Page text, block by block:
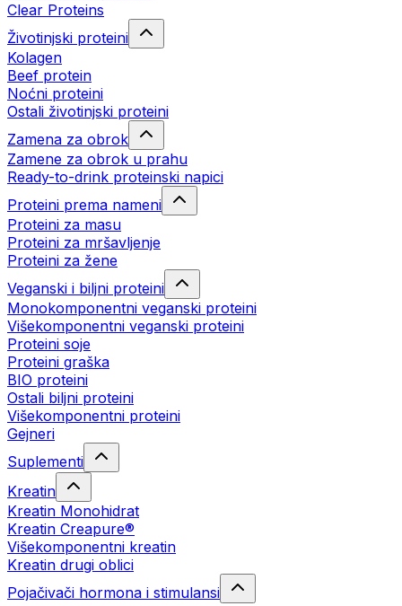
Clear Proteins
Životinjski proteini
Kolagen
Beef protein
Noćni proteini
Ostali životinjski proteini
Zamena za obrok
Zamene za obrok u prahu
Ready-to-drink proteinski napici
Proteini prema nameni
Proteini za masu
Proteini za mršavljenje
Proteini za žene
Veganski i biljni proteini
Monokomponentni veganski proteini
Višekomponentni veganski proteini
Proteini soje
Proteini graška
BIO proteini
Ostali biljni proteini
Višekomponentni proteini
Gejneri
Suplementi
Kreatin
Kreatin Monohidrat
Kreatin Creapure®
Višekomponentni kreatin
Kreatin drugi oblici
Pojačivači hormona i stimulansi